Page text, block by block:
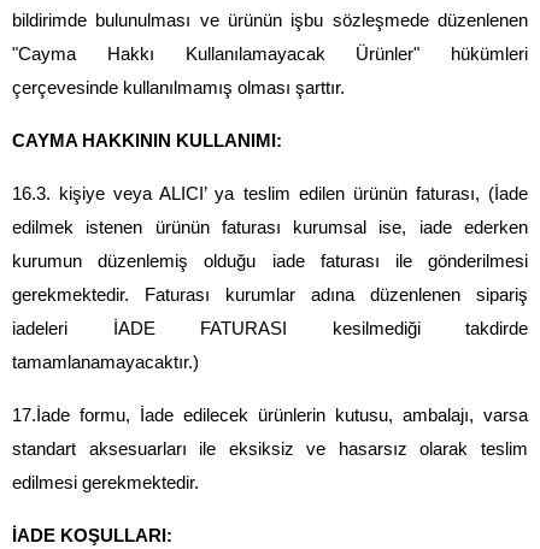
bildirimde bulunulması ve ürünün işbu sözleşmede düzenlenen
"Cayma Hakkı Kullanılamayacak Ürünler" hükümleri
çerçevesinde kullanılmamış olması şarttır.
CAYMA HAKKININ KULLANIMI:
16.3. kişiye veya ALICI’ ya teslim edilen ürünün faturası, (İade
edilmek istenen ürünün faturası kurumsal ise, iade ederken
kurumun düzenlemiş olduğu iade faturası ile gönderilmesi
gerekmektedir. Faturası kurumlar adına düzenlenen sipariş
iadeleri İADE FATURASI kesilmediği takdirde
tamamlanamayacaktır.)
17.İade formu, İade edilecek ürünlerin kutusu, ambalajı, varsa
standart aksesuarları ile eksiksiz ve hasarsız olarak teslim
edilmesi gerekmektedir.
İADE KOŞULLARI: